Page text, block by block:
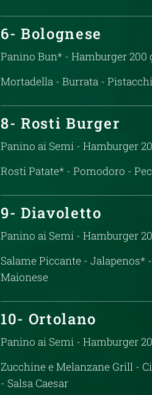
6- Bolognese
Panino Bun* - Hamburger 200
Mortadella - Burrata -
8- Rosti Burger
Panino ai Semi - Hamburger
Rosti Patate* - Pomodoro -
9- Diavoletto
Panino ai Semi - Hamburger
Salame Piccante - Jalapenos*
Maionese
10- Ortolano
Panino ai Semi - Hamburger
Zucchine e Melanzane Grill -
- Salsa Caesar